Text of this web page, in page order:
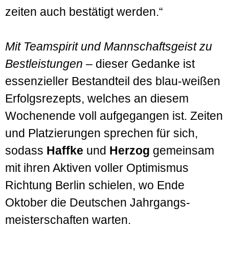
zeiten auch bestätigt werden.“
Mit Teamspirit und Mannschafts­geist zu
Bestleistungen – dieser Gedanke ist
essenzieller Bestand­teil des blau-weißen
Erfolgs­rezepts, welches an diesem
Wochen­ende voll aufgegangen ist. Zeiten
und Platzierungen sprechen für sich,
sodass Haffke und Herzog gemeinsam
mit ihren Aktiven voller Optimismus
Richtung Berlin schielen, wo Ende
Oktober die Deutschen Jahrgangs­
meister­schaften warten.